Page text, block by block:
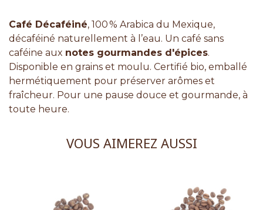
Café Décaféiné, 100 % Arabica du Mexique,
décaféiné naturellement à l’eau. Un café sans
caféine aux notes gourmandes d'épices.
Disponible en grains et moulu. Certifié bio, emballé
hermétiquement pour préserver arômes et
fraîcheur. Pour une pause douce et gourmande, à
toute heure.
VOUS AIMEREZ AUSSI